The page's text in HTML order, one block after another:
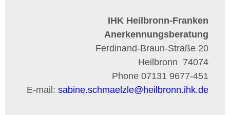
IHK Heilbronn-Franken
Anerkennungsberatung
Ferdinand-Braun-Straße 20
74074
Heilbronn
Phone 07131 9677-451
E-mail: sabine.schmaelzle@heilbronn.ihk.de